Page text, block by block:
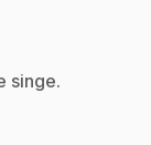
singe.